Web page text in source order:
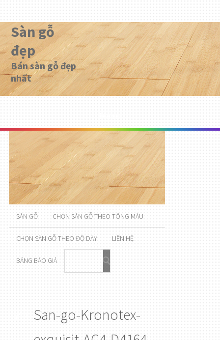
Sàn gỗ
đẹp
Bán sàn gỗ đẹp
nhất
SÀN GỖ CHỌN SÀN GỖ THEO TÔNG MÀU
CHỌN SÀN GỖ THEO ĐỘ DÀY LIÊN HỆ
BẢNG BÁO GIÁ
San-go-Kronotex-